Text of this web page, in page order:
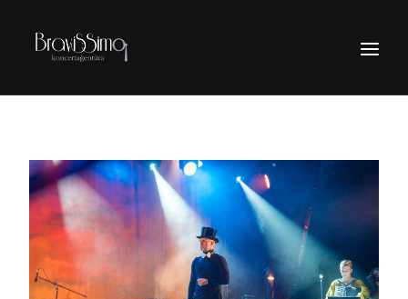
SĀKUMS
PIEDĀVĀJUMI
KONTAKTI